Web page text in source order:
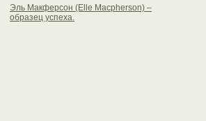
Эль Макферсон (Elle Macpherson) –
образец успеха.